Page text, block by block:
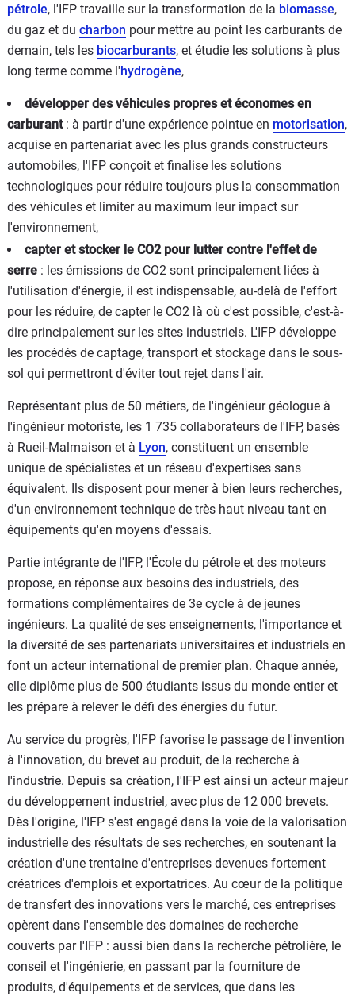
pétrole, l'IFP travaille sur la transformation de la biomasse,
du gaz et du charbon pour mettre au point les carburants de
demain, tels les biocarburants, et étudie les solutions à plus
long terme comme l'hydrogène,
développer des véhicules propres et économes en
carburant: à partir d'une expérience pointue en motorisation,
acquise en partenariat avec les plus grands constructeurs
automobiles, l'IFP conçoit et finalise les solutions
technologiques pour réduire toujours plus la consommation
des véhicules et limiter au maximum leur impact sur
l'environnement,
capter et stocker le CO2 pour lutter contre l'effet de
serre : les émissions de CO2 sont principalement liées à
l'utilisation d'énergie, il est indispensable, au-delà de l'effort
pour les réduire, de capter le CO2 là où c'est possible, c'est-à-
dire principalement sur les sites industriels. L'IFP développe
les procédés de captage, transport et stockage dans le sous-
sol qui permettront d'éviter tout rejet dans l'air.
Représentant plus de 50 métiers, de l'ingénieur géologue à
l'ingénieur motoriste, les 1 735 collaborateurs de l'IFP, basés
à Rueil-Malmaison et à Lyon, constituent un ensemble
unique de spécialistes et un réseau d'expertises sans
équivalent. Ils disposent pour mener à bien leurs recherches,
d'un environnement technique de très haut niveau tant en
équipements qu'en moyens d'essais.
Partie intégrante de l'IFP, l'École du pétrole et des moteurs
propose, en réponse aux besoins des industriels, des
formations complémentaires de 3e cycle à de jeunes
ingénieurs. La qualité de ses enseignements, l'importance et
la diversité de ses partenariats universitaires et industriels en
font un acteur international de premier plan. Chaque année,
elle diplôme plus de 500 étudiants issus du monde entier et
les prépare à relever le défi des énergies du futur.
Au service du progrès, l'IFP favorise le passage de l'invention
à l'innovation, du brevet au produit, de la recherche à
l'industrie. Depuis sa création, l'IFP est ainsi un acteur majeur
du développement industriel, avec plus de 12 000 brevets.
Dès l'origine, l'IFP s'est engagé dans la voie de la valorisation
industrielle des résultats de ses recherches, en soutenant la
création d'une trentaine d'entreprises devenues fortement
créatrices d'emplois et exportatrices. Au cœur de la politique
de transfert des innovations vers le marché, ces entreprises
opèrent dans l'ensemble des domaines de recherche
couverts par l'IFP : aussi bien dans la recherche pétrolière, le
conseil et l'ingénierie, en passant par la fourniture de
produits, d'équipements et de services, que dans les